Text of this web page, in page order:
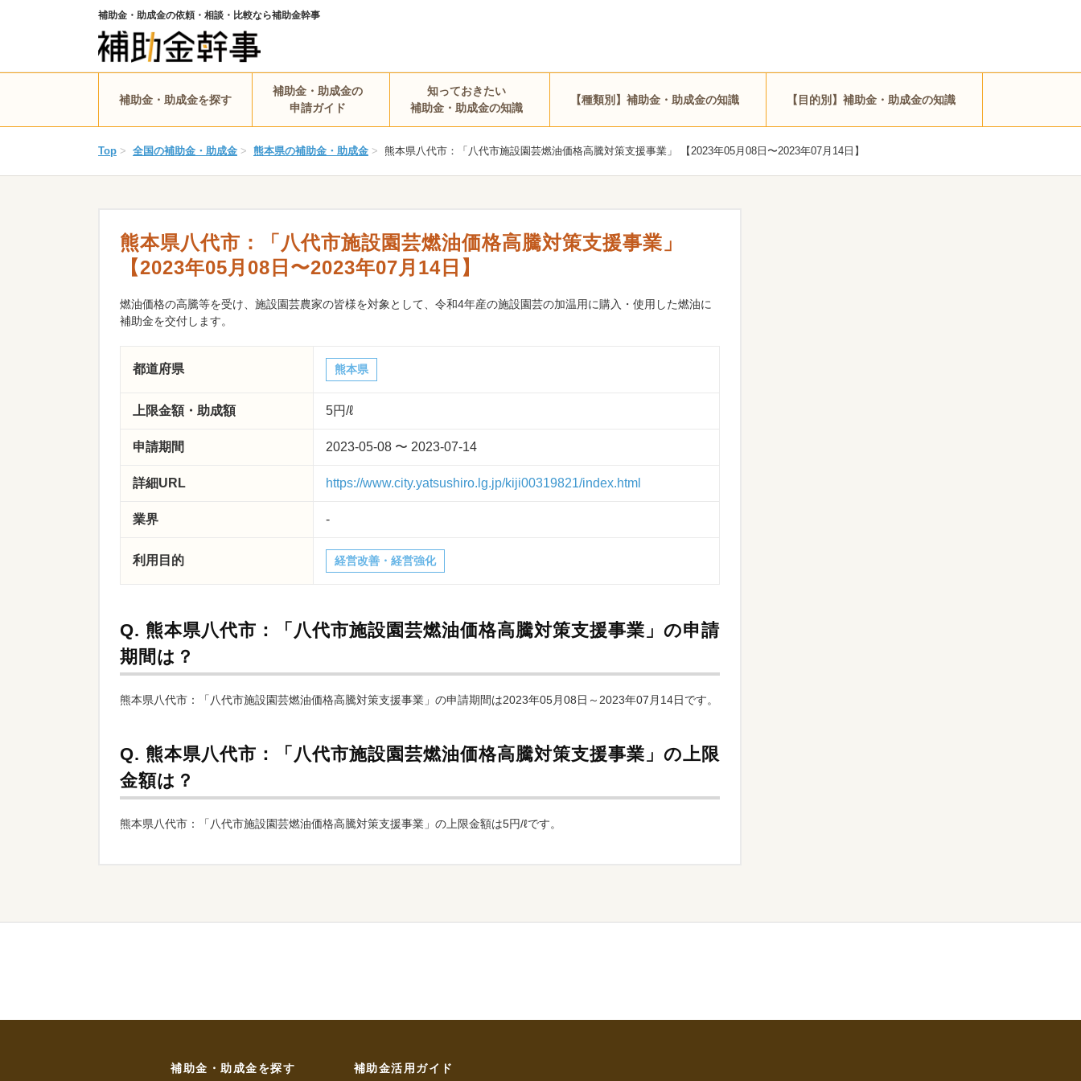
補助金・助成金の依頼・相談・比較なら補助金幹事
補助金・助成金を探す
補助金・助成金の
申請ガイド
知っておきたい
補助金・助成金の知識
【種類別】補助金・助成金の知識 【目的別】補助金・助成金の知識
Top > 全国の補助金・助成金 > 熊本県の補助金・助成金 > 熊本県八代市：「八代市施設園芸燃油価格高騰対策支援事業」 【2023年05月08日〜2023年07月14日】
熊本県八代市：「八代市施設園芸燃油価格高騰対策支援事業」
【2023年05月08日〜2023年07月14日】
燃油価格の高騰等を受け、施設園芸農家の皆様を対象として、令和4年産の施設園芸の加温用に購入・使用した燃油に
補助金を交付します。
都道府県 熊本県
上限金額・助成額 5円/ℓ
申請期間 2023-05-08 〜 2023-07-14
詳細URL https://www.city.yatsushiro.lg.jp/kiji00319821/index.html
業界 -
利用目的 経営改善・経営強化
Q. 熊本県八代市：「八代市施設園芸燃油価格高騰対策支援事業」の申請
期間は？
熊本県八代市：「八代市施設園芸燃油価格高騰対策支援事業」の申請期間は2023年05月08日～2023年07月14日です。
Q. 熊本県八代市：「八代市施設園芸燃油価格高騰対策支援事業」の上限
金額は？
熊本県八代市：「八代市施設園芸燃油価格高騰対策支援事業」の上限金額は5円/ℓです。
補助金・助成金を探す 補助金活用ガイド